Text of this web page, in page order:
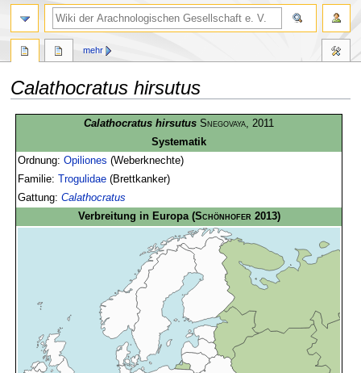
Calathocratus hirsutus
springen
springen
Calathocratus hirsutus Snegovaya , 2011
Systematik
Ordnung:Opiliones (Weberknechte)
Familie:Trogulidae (Brettkanker)
Gattung:Calathocratus
Verbreitung in Europa (Schönhofer 2013)
mehr